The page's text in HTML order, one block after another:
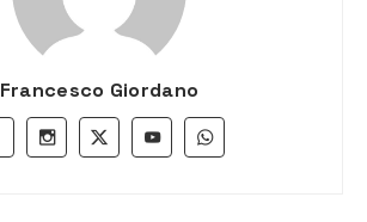
Francesco Giordano